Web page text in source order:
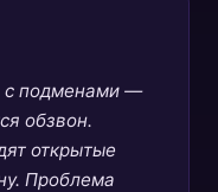
с подменами —
обзвон.
открытые
Проблема